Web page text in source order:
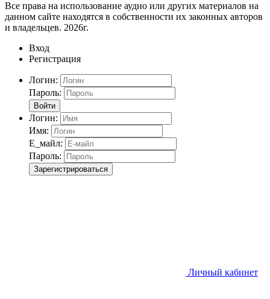
Все права на использование аудио или других материалов на
данном сайте находятся в собственности их законных авторов
и владельцев. 2026г.
Вход
Регистрация
Логин:
Пароль:
Войти
Логин:
Имя:
Е_майл:
Пароль:
Зарегистрироваться
Личный кабинет